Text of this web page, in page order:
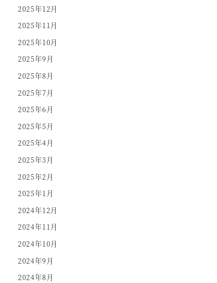
2025年12月
2025年11月
2025年10月
2025年9月
2025年8月
2025年7月
2025年6月
2025年5月
2025年4月
2025年3月
2025年2月
2025年1月
2024年12月
2024年11月
2024年10月
2024年9月
2024年8月